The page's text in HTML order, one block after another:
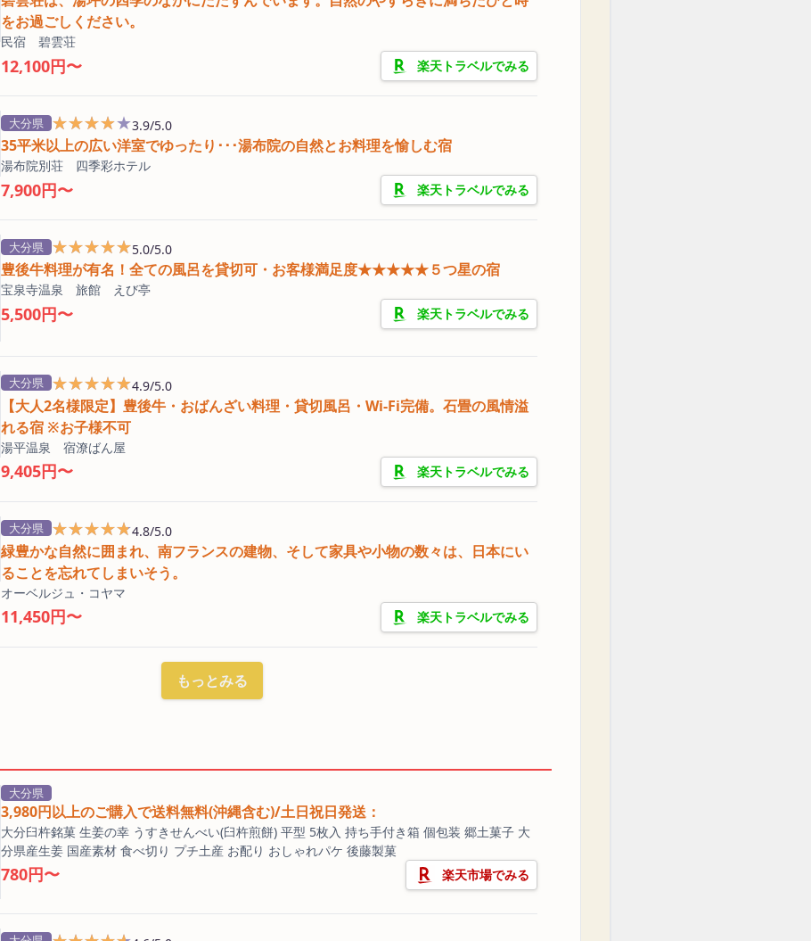
をお過ごしください。
民宿 碧雲荘
12,100円〜 楽天トラベルでみる
大分県 ★★★★★
★★★★★3.9/5.0
35平米以上の広い洋室でゆったり･･･湯布院の自然とお料理を愉しむ宿
湯布院別荘 四季彩ホテル
7,900円〜 楽天トラベルでみる
大分県 ★★★★★
★★★★★5.0/5.0
豊後牛料理が有名！全ての風呂を貸切可・お客様満足度★★★★★５つ星の宿
宝泉寺温泉 旅館 えび亭
5,500円〜 楽天トラベルでみる
大分県 ★★★★★
★★★★★4.9/5.0
【大人2名様限定】豊後牛・おばんざい料理・貸切風呂・Wi-Fi完備。石畳の風情溢
れる宿 ※お子様不可
湯平温泉 宿潦ばん屋
9,405円〜 楽天トラベルでみる
大分県 ★★★★★
★★★★★4.8/5.0
緑豊かな自然に囲まれ、南フランスの建物、そして家具や小物の数々は、日本にい
ることを忘れてしまいそう。
オーベルジュ・コヤマ
11,450円〜 楽天トラベルでみる
もっとみる
大分県
3,980円以上のご購入で送料無料(沖縄含む)/土日祝日発送：
大分臼杵銘菓 生姜の幸 うすきせんべい(臼杵煎餅) 平型 5枚入 持ち手付き箱 個包装 郷土菓子 大
分県産生姜 国産素材 食べ切り プチ土産 お配り おしゃれパケ 後藤製菓
780円〜 楽天市場でみる